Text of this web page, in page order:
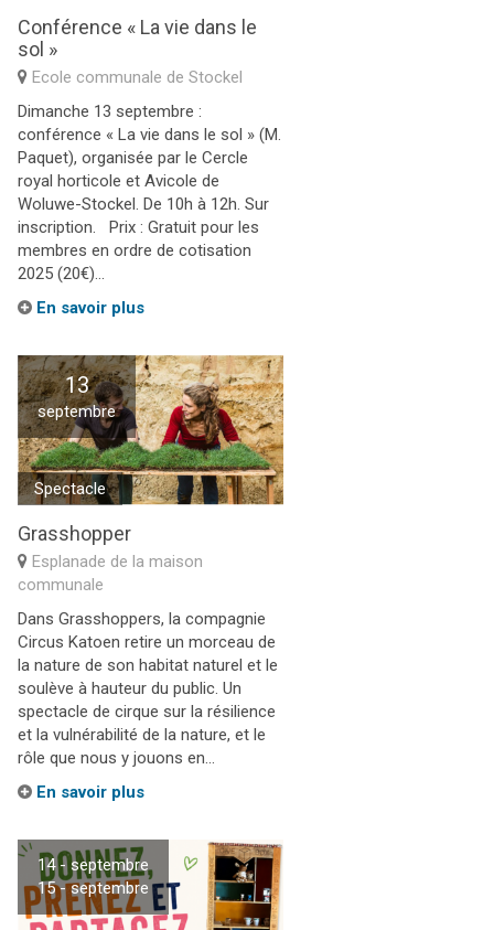
Conférence « La vie dans le
sol »
Ecole communale de Stockel
Dimanche 13 septembre :
conférence « La vie dans le sol » (M.
Paquet), organisée par le Cercle
royal horticole et Avicole de
Woluwe-Stockel. De 10h à 12h. Sur
inscription. Prix : Gratuit pour les
membres en ordre de cotisation
2025 (20€)...
En savoir plus
13
septembre
Spectacle
Grasshopper
Esplanade de la maison
communale
Dans Grasshoppers, la compagnie
Circus Katoen retire un morceau de
la nature de son habitat naturel et le
soulève à hauteur du public. Un
spectacle de cirque sur la résilience
et la vulnérabilité de la nature, et le
rôle que nous y jouons en...
En savoir plus
14 - septembre
15 - septembre